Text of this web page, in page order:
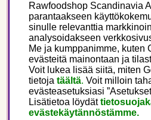
Seuraa meitä
Tämä on Rawfoodshop
Finland
Rawfoodshop Scandinavia
parantaakseen
sinulle relevanttia
analysoidakseen
Me ja kumppanimme, kuten
evästeitä mainontaan ja
Voit lukea lisää siitä, miten
tietoja täältä. Voit milloin
evästeasetuksiasi
Lisätietoa löydät
evästekäytännöstämme.